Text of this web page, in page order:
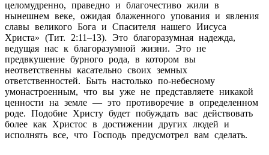
целомудренно, праведно и благочестиво жили в
нынешнем веке, ожидая блаженного упования и явления
славы великого Бога и Спасителя нашего Иисуса
Христа» (Тит. 2:11–13). Это благоразумная надежда,
ведущая нас к благоразумной жизни. Это не
предвкушение бурного рода, в котором вы
неответственны касательно своих земных
ответственностей. Быть настолько по-небесному
умонастроенным, что вы уже не представляете никакой
ценности на земле — это противоречие в определенном
роде. Подобие Христу будет побуждать вас действовать
более как Христос в достижении других людей и
исполнять все, что Господь предусмотрел вам сделать.